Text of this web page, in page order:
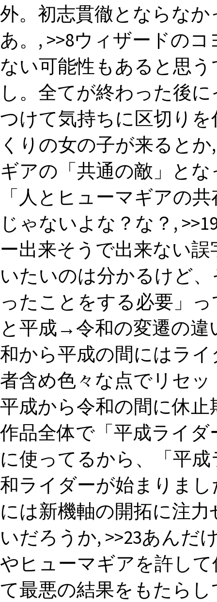
外。初志貫徹とならな
あ。, >>8ウィザードの
ない可能性もあると思
し。全てが終わった後
つけて気持ちに区切り
くりの女の子が来ると
ギアの「共通の敵」と
「人とヒューマギアの
じゃないよな？な？,
ー出来そうで出来ない
いたいのは分かるけど
ったことをする必要」
と平成→令和の変遷の違
和から平成の間にはラ
者含め色々な点でリセ
平成から令和の間に休
作品全体で「平成ライ
に使ってるから、「平
和ライダーが始まりま
には新機軸の開拓に注
いだろうか, >>23あんだ
やヒューマギアを許し
て最悪の結果をもたら